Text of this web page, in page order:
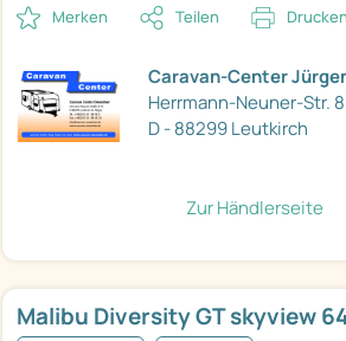
Merken Teilen Drucken
Caravan-Center
Herrmann-Neuner-Str. 8
D - 88299 Leutkirch
Zur Händlerseite
Malibu Diversity GT skyview